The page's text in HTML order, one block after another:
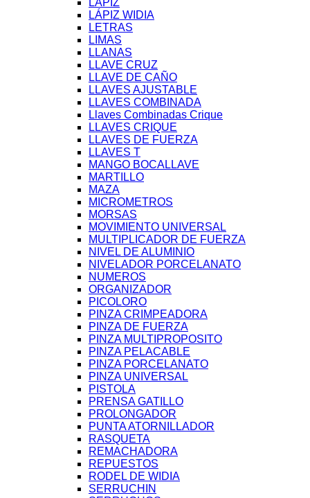
LÁPIZ
LÁPIZ WIDIA
LETRAS
LIMAS
LLANAS
LLAVE CRUZ
LLAVE DE CAÑO
LLAVES AJUSTABLE
LLAVES COMBINADA
Llaves Combinadas Crique
LLAVES CRIQUE
LLAVES DE FUERZA
LLAVES T
MANGO BOCALLAVE
MARTILLO
MAZA
MICROMETROS
MORSAS
MOVIMIENTO UNIVERSAL
MULTIPLICADOR DE FUERZA
NIVEL DE ALUMINIO
NIVELADOR PORCELANATO
NUMEROS
ORGANIZADOR
PICOLORO
PINZA CRIMPEADORA
PINZA DE FUERZA
PINZA MULTIPROPOSITO
PINZA PELACABLE
PINZA PORCELANATO
PINZA UNIVERSAL
PISTOLA
PRENSA GATILLO
PROLONGADOR
PUNTA ATORNILLADOR
RASQUETA
REMACHADORA
REPUESTOS
RODEL DE WIDIA
SERRUCHIN